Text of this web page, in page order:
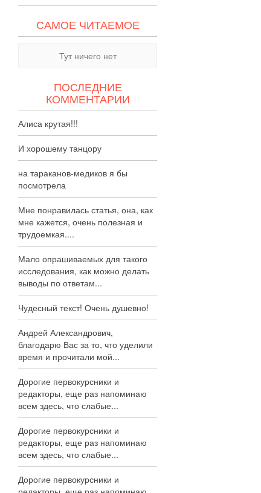
САМОЕ ЧИТАЕМОЕ
Тут ничего нет
ПОСЛЕДНИЕ
КОММЕНТАРИИ
Алиса крутая!!!
И хорошему танцору
на тараканов-медиков я бы
посмотрела
Мне понравилась статья, она, как
мне кажется, очень полезная и
трудоемкая....
Мало опрашиваемых для такого
исследования, как можно делать
выводы по ответам...
Чудесный текст! Очень душевно!
Андрей Александрович,
благодарю Вас за то, что уделили
время и прочитали мой...
Дорогие первокурсники и
редакторы, еще раз напоминаю
всем здесь, что слабые...
Дорогие первокурсники и
редакторы, еще раз напоминаю
всем здесь, что слабые...
Дорогие первокурсники и